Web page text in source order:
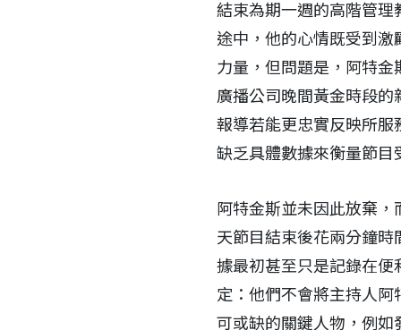
結束為期一週的高階管
途中，他的心情既受到
力量，但問題是，阿特
廣播公司晚間黃金時段
報導若能更忠實反映所
缺乏具體數據來衡量節目
阿特金斯並未因此放棄
天節目結束後花兩分鐘
據最初甚至只是記錄在
定：他們不會將主持人
可或缺的關鍵人物，例